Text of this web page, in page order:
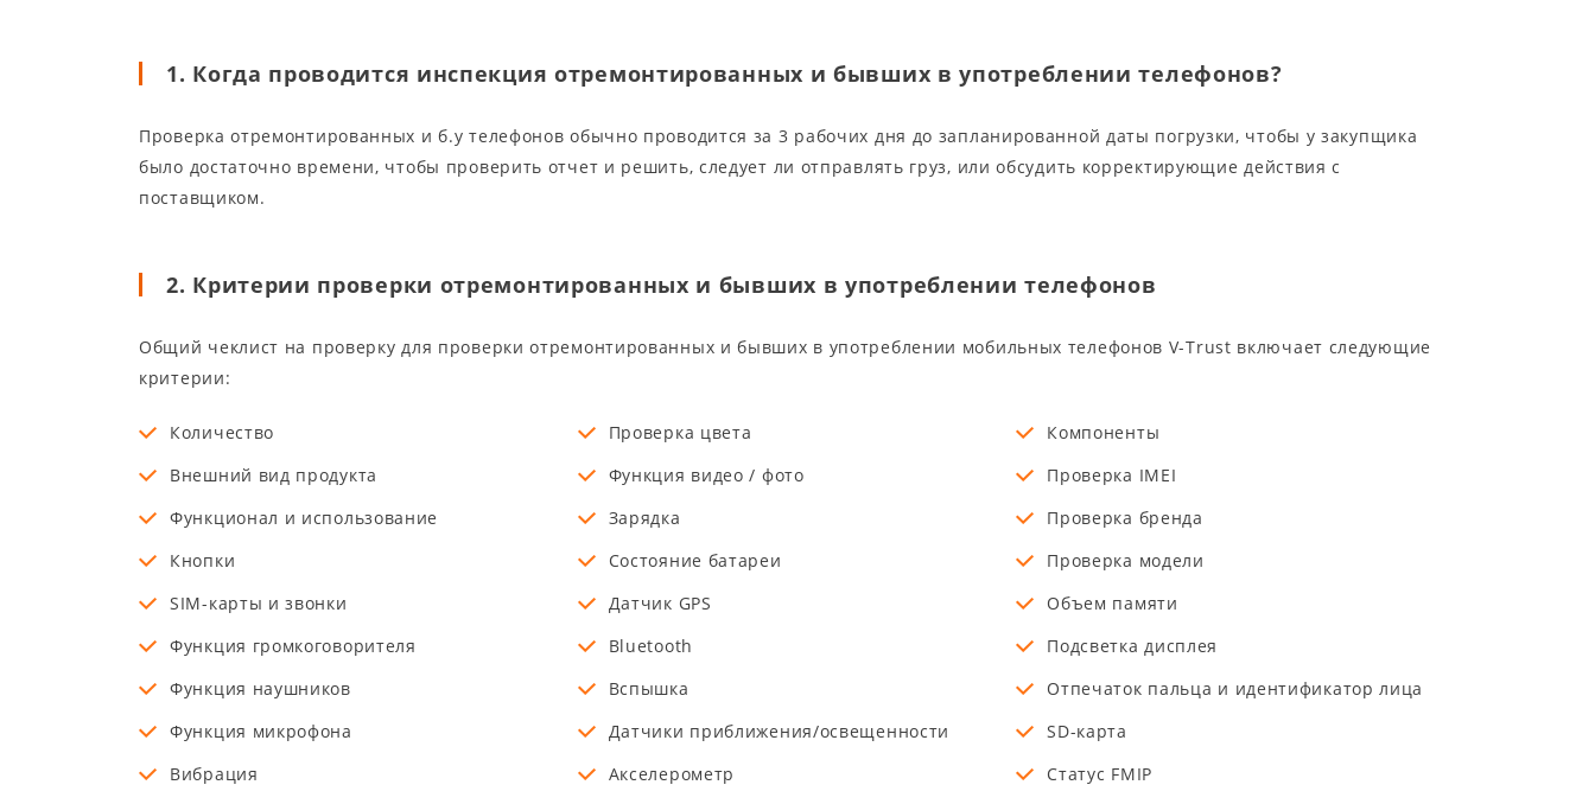
1. Когда проводится инспекция отремонтированных и бывших в употреблении телефонов?
Проверка отремонтированных и б.у телефонов обычно проводится за 3 рабочих дня до запланированной даты погрузки, чтобы у закупщика
было достаточно времени, чтобы проверить отчет и решить, следует ли отправлять груз, или обсудить корректирующие действия с
поставщиком.
2. Критерии проверки отремонтированных и бывших в употреблении телефонов
Общий чеклист на проверку для проверки отремонтированных и бывших в употреблении мобильных телефонов V-Trust включает следующие
критерии:
Количество Проверка цвета
Компоненты
Внешний вид продукта
Функция видео / фото
Проверка IMEI
Функционал и использование
Зарядка
Проверка бренда
Кнопки
Состояние батареи
Проверка модели
SIM-карты и звонки
Датчик GPS
Объем памяти
Функция громкоговорителя
Bluetooth
Подсветка дисплея
Функция наушников
Вспышка
Отпечаток пальца и идентификатор лица
Функция микрофона
Датчики приближения/освещенности
SD-карта
Вибрация
Акселерометр
Статус FMIP